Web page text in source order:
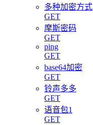
多种加密方式
GET
摩斯密码
GET
ping
GET
base64加密
GET
铃声多多
GET
语音包1
GET